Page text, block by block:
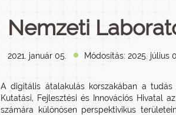
Nemzeti
2021. január 05. Módosítás: 2025. július
A digitális átalakulás korszakában a
Kutatási, Fejlesztési és Innovációs Hivatal
számára különösen perspektivikus